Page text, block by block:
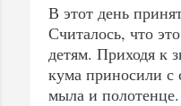
В этот день
Считалось, что
детям. Приходя к
кума приносили
мыла и полотенце.